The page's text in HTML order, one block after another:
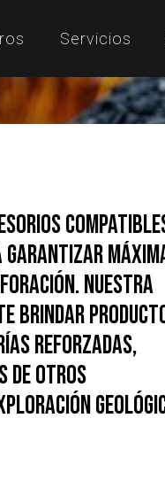
Servicios
garantizar
Nuestra
brindar
reforzadas,
de otros